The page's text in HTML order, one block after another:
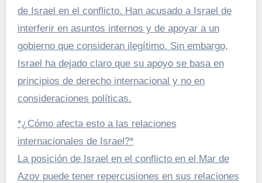
de Israel en el conflicto. Han acusado a Israel de
interferir en asuntos internos y de apoyar a un
gobierno que consideran ilegítimo. Sin embargo,
Israel ha dejado claro que su apoyo se basa en
principios de derecho internacional y no en
consideraciones políticas.
*¿Cómo afecta esto a las relaciones
internacionales de Israel?*
La posición de Israel en el conflicto en el Mar de
Azov puede tener repercusiones en sus relaciones